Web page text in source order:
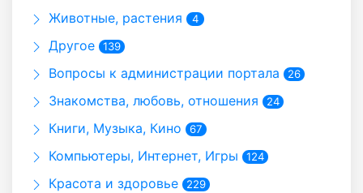
Животные, растения 4
Другое 139
Вопросы к администрации портала 26
Знакомства, любовь, отношения 24
Книги, Музыка, Кино 67
Компьютеры, Интернет, Игры 124
Красота и здоровье 229